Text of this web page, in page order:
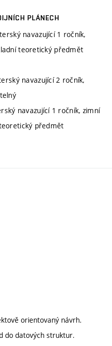
PLÁNECH
navazující 1 ročník,
teoretický předmět
navazující 2 ročník,
navazující 1 ročník, zimní
předmět
orientovaný návrh.
do datových struktur.